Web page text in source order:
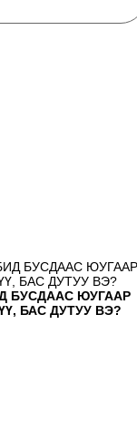
БУСДААС ЮУГААР
БАС ДУТУУ ВЭ?